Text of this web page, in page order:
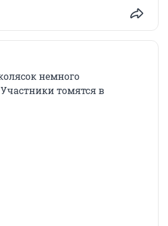
немного
томятся в